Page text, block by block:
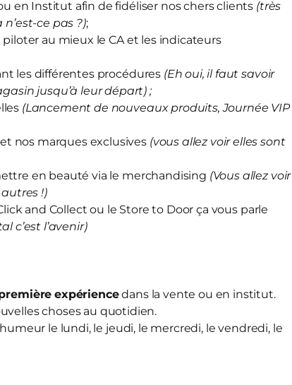
en Institut afin de fidéliser nos chers clients (très
ce pas ?);
au mieux le CA et les indicateurs
les différentes procédures (Eh oui, il faut savoir
jusqu’à leur départ) ;
(Lancement de nouveaux produits, Journée VIP
nos marques exclusives (vous allez voir elles sont
en beauté via le merchandising (Vous allez voir
!)
and Collect ou le Store to Door ça vous parle
c’est l’avenir)
expériencedans la vente ou en institut.
choses au quotidien.
le lundi, le jeudi, le mercredi, le vendredi, le